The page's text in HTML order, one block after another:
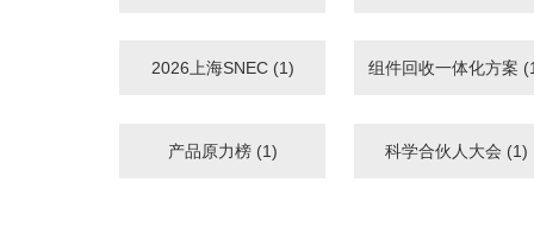
2026上海SNEC (1) 组件回收一体化方案
产品原力榜 (1) 科学合伙人大会 (1)